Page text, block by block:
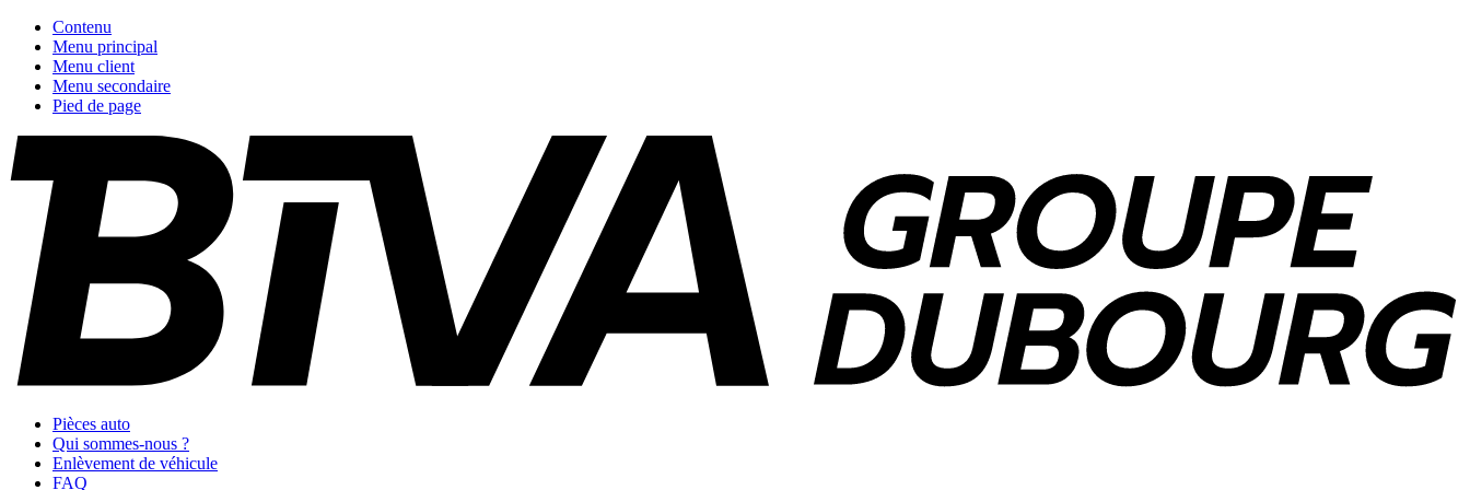
Contenu
Menu principal
Menu client
Menu secondaire
Pied de page
Pièces auto
Qui sommes-nous ?
Enlèvement de véhicule
FAQ